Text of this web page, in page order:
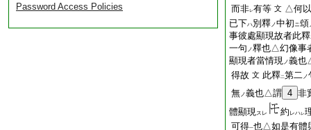
Password Access Policies
而非レ有等 文 △何
已下ハ別釋ノ中初ニ頌
事彼處顯現故者此釋
一句 ノ釋也△幻像事
顯現者當情現ノ義也
得故 文 此釋二第二ノ
無ノ義也△謂 4 非
體顯現スレ 約 レハレ
可得一也△如是有體